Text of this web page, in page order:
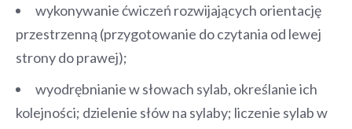
wykonywanie ćwiczeń rozwijających orientację
przestrzenną (przygotowanie do czytania od lewej
strony do prawej);
wyodrębnianie w słowach sylab, określanie ich
kolejności; dzielenie słów na sylaby; liczenie sylab w